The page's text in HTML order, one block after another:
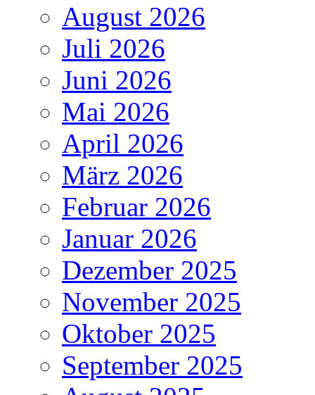
August 2026
Juli 2026
Juni 2026
Mai 2026
April 2026
März 2026
Februar 2026
Januar 2026
Dezember 2025
November 2025
Oktober 2025
September 2025